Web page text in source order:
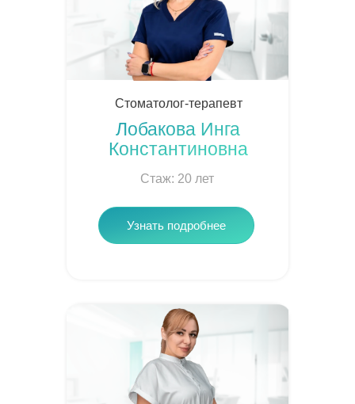
Стоматолог-терапевт
Лобакова Инга
Константиновна
Стаж: 20 лет
Узнать подробнее